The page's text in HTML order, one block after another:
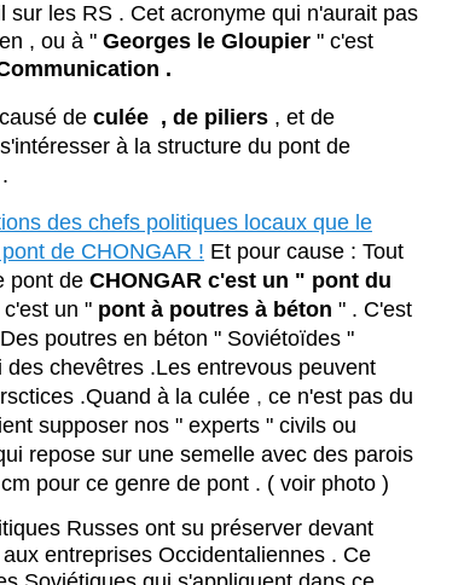
sur les RS . Cet acronyme qui n'aurait pas
, ou à " Georges le Gloupier " c'est
.
de culée , de piliers , et de
à la structure du pont de
.
des chefs politiques locaux que le
de CHONGAR ! Et pour cause : Tout
pont de CHONGAR c'est un " pont du
un " pont à poutres à béton " . C'est
poutres en béton " Soviétoïdes "
chevêtres .Les entrevous peuvent
.Quand à la culée , ce n'est pas du
supposer nos " experts " civils ou
repose sur une semelle avec des parois
pour ce genre de pont . ( voir photo )
Russes ont su préserver devant
entreprises Occidentaliennes . Ce